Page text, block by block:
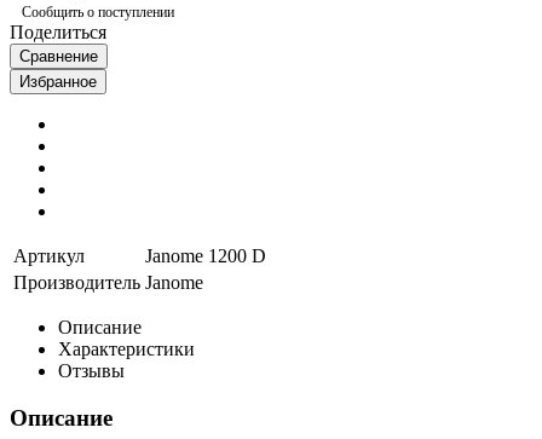
Сообщить о поступлении
Поделиться
Сравнение
Избранное
Артикул
Janome 1200 D
Производитель Janome
Описание
Характеристики
Отзывы
Описание